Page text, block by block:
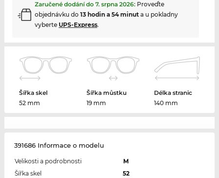
Zaručené dodání do 7. srpna 2026: Proveďte
objednávku do 13 hodin a 54 minuta u pokladny
vyberte UPS-Express.
Šířka skel
52 mm
Šířka můstku
19 mm
Délka stranic
140 mm
391686 Informace o modelu
Velikosti a podrobnosti
M
Šířka skel
52